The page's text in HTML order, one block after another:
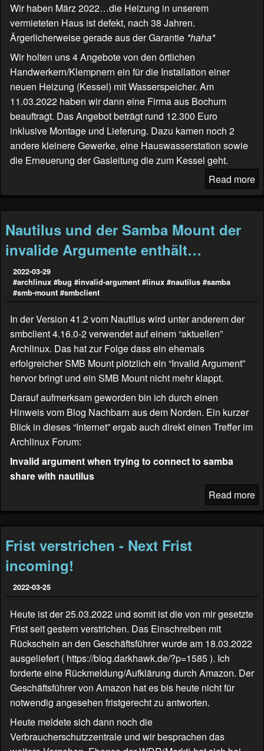
Wir haben März 2022…die Heizung in unserem
vermieteten Haus ist defekt, nach 38 Jahren.
Ärgerlicherweise gerade aus der Garantie *haha*
Wir holten uns 4 Angebote von den örtlichen
Handwerkern/Klempnern ein für die Installation einer
neuen Heizung (Kessel) mit Wasserspeicher. Am
11.03.2022 haben wir dann eine Firma aus Bochum
beauftragt. Das Angebot beträgt rund 12.300 Euro
inklusive Montage und Lieferung. Dazu kamen noch 2
andere kleinere Gewerke, eine Hauswasserstation sowie
die Erneuerung der Gasleitung die zum Kessel geht.
Read more
Nautilus und der Samba Mount der
invalide Argumente enthält…
2022-03-29
#archlinux #bug #invalid-argument #linux #nautilus #samba
#smb-mount #smbclient
In der Version 41.2 vom Nautilus wird unter anderem der
smbclient 4.16.0-2 verwendet auf einem “aktuellen”
Archlinux. Das hat zur Folge dass ein ehemals
erfolgreicher SMB Mount plötzlich ein “Invalid Argument”
hervor bringt und ein SMB Mount nicht mehr klappt.
Darauf aufmerksam geworden bin ich durch einen
Hinweis vom Blog Nachbarn aus dem Norden. Ein kurzer
Blick in dieses “Internet” ergab auch direkt einen Treffer im
Archlinux Forum:
Invalid argument when trying to connect to samba
share with nautilus
Read more
Frist verstrichen - Next Frist
incoming!
2022-03-25
Heute ist der 25.03.2022 und somit ist die von mir gesetzte
Frist seit gestern verstrichen. Das Einschreiben mit
Rückschein an den Geschäftsführer wurde am 18.03.2022
ausgeliefert ( https://blog.darkhawk.de/?p=1585). Ich
forderte eine Rückmeldung/Aufklärung durch Amazon. Der
Geschäftsführer von Amazon hat es bis heute nicht für
notwendig angesehen fristgerecht zu antworten.
Heute meldete sich dann noch die
Verbraucherschutzzentrale und wir besprachen das